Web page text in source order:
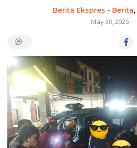
Berita Ekspres - Berita,
May 30, 2026